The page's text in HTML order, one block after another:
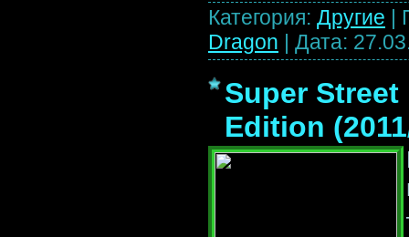
Категория: Другие |
Dragon | Дата:
Super
Edition